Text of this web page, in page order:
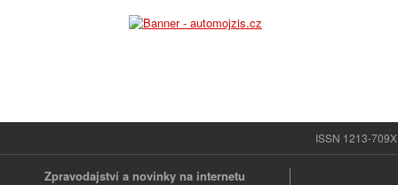
ISSN 1213-
Zpravodajství a novinky na internetu